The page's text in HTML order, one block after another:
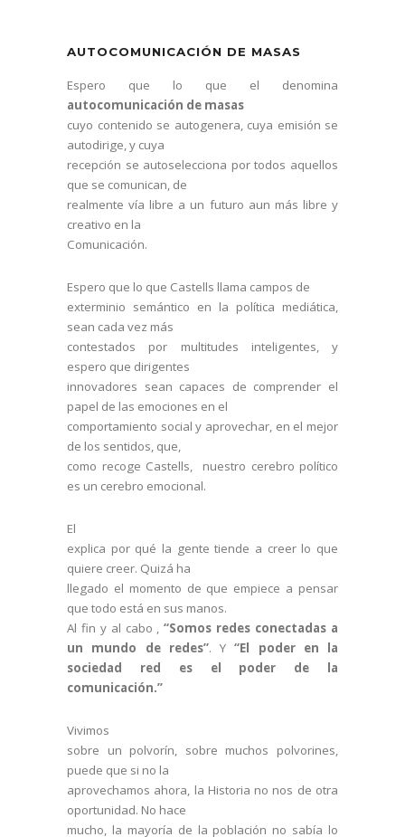
AUTOCOMUNICACIÓN DE MASAS
Espero que lo que el denomina
autocomunicación de masas
cuyo contenido se autogenera, cuya emisión se
autodirige, y cuya
recepción se autoselecciona por todos aquellos
que se comunican, de
realmente vía libre a un futuro aun más libre y
creativo en la
Comunicación.
Espero que lo que Castells llama campos de
exterminio semántico en la política mediática,
sean cada vez más
contestados por multitudes inteligentes, y
espero que dirigentes
innovadores sean capaces de comprender el
papel de las emociones en el
comportamiento social y aprovechar, en el mejor
de los sentidos, que,
como recoge Castells, nuestro cerebro político
es un cerebro emocional.
El
explica por qué la gente tiende a creer lo que
quiere creer. Quizá ha
llegado el momento de que empiece a pensar
que todo está en sus manos.
Al fin y al cabo , “Somos redes conectadas a
un mundo de redes”. Y“El poder en la
sociedad red es el poder de la
comunicación.”
Vivimos
sobre un polvorín, sobre muchos polvorines,
puede que si no la
aprovechamos ahora, la Historia no nos de otra
oportunidad. No hace
mucho, la mayoría de la población no sabía lo